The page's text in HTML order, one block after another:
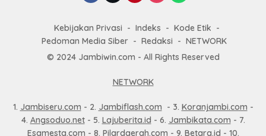
Kebijakan Privasi Indeks
Kode Etik
Pedoman Media Siber
Redaksi
NETWORK
© 2024 Jambiwin.com - All Rights Reserved
NETWORK
1. Jambiseru.com - 2. Jambiflash.com - 3. Koranjambi.com -
4. Angsoduo.net- 5. Lajuberita.id - 6. Jambikata.com - 7.
Esamesta.com - 8. Pilardaerah.com - 9. Betara.id - 10.